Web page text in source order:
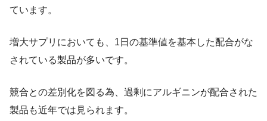
ています。
増大サプリにおいても、1日の基準値を基本した配合がな
されている製品が多いです。
競合との差別化を図る為、過剰にアルギニンが配合された
製品も近年では見られます。